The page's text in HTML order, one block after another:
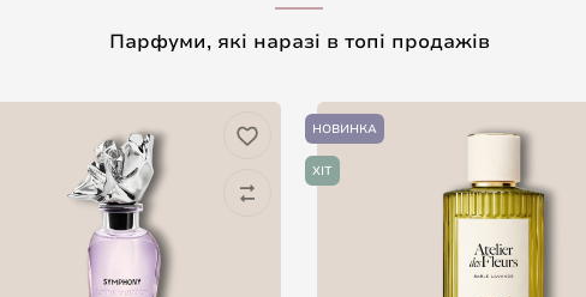
Парфуми, які наразі в топі продажів
НОВИНКА
ХІТ